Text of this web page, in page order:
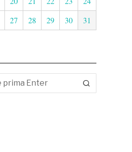
27 28 29 30 31